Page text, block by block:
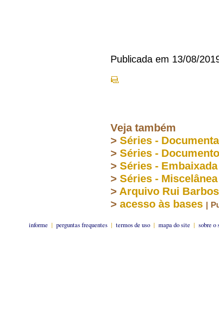
Publicada em 13/08/
Veja também
> Séries -
> Séries -
> Séries -
> Séries - Miscelânea
> Arquivo Rui
> acesso às bases |
informe | perguntas frequentes | termos de uso | mapa do site | sobre o